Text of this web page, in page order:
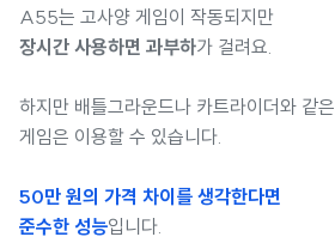
A55는 고사양 게임이 작동되지만
장시간 사용하면 과부하가 걸려요.
하지만 배틀그라운드나 카트라이더와 같은
게임은 이용할 수 있습니다.
50만 원의 가격 차이를 생각한다면
준수한 성능입니다.